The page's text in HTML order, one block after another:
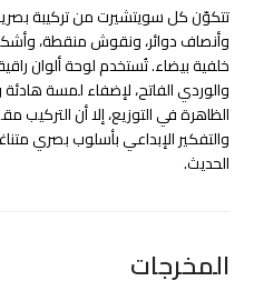
تتكوّن كل سويتشيرت من تركيبة
وأنصاف دوائر، ونقوش منقطة،
خلفية بيضاء. تُستخدم لوحة ألوان راقية
والوردي الفاتح، لإضفاء لمسة
الظاهرة في التوزيع، إلا أن
والتفكير الإبداعي بأسلوب بصري
الحديث.
المخرجات